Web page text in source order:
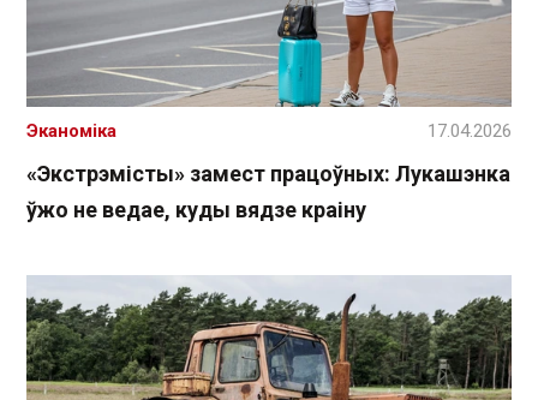
«Экстрэмісты» замест працоўных: Лукашэнка
ўжо не ведае, куды вядзе краіну
Эканоміка 17.04.2026